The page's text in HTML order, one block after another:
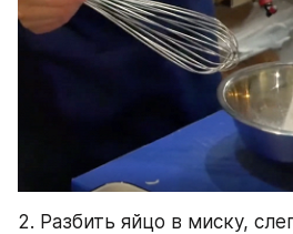
2. Разбить яйцо в миску,